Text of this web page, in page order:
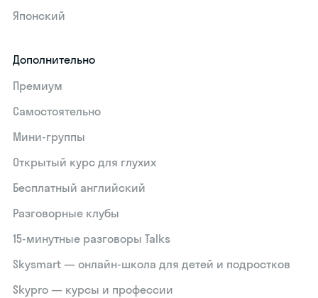
Японский
Дополнительно
Премиум
Самостоятельно
Мини-группы
Открытый курс для глухих
Бесплатный английский
Разговорные клубы
15‑минутные разговоры Talks
Skysmart — онлайн-школа для детей и подростков
Skypro — курсы и профессии